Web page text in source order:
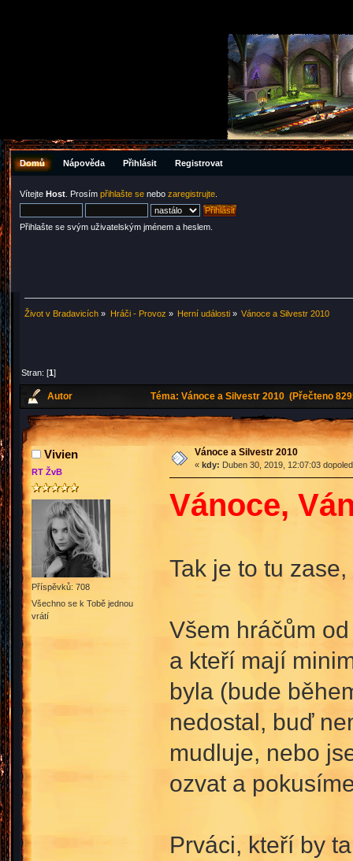
Domů Nápověda Přihlásit Registrovat
Vítejte Host . Prosím přihlašte se nebo zaregistrujte
Přihlašte se svým uživatelským jménem a heslem.
Život v Bradavicích » Hráči - Provoz » Herní události» Vánoce a Silvestr 2010
Stran: [1]
Autor Téma: Vánoce a Silvestr 2010 (Přečteno
Vivien
RT ŽvB
Příspěvků: 708
Všechno se k Tobě jednou
vrátí
Vánoce a Silvestr 2010
« kdy: Duben 30, 2019, 12:07:03
Vánoce,
Tak je to tu
Všem hráčům
a kteří mají
byla (bude
nedostal, buď
mudluje, nebo
ozvat a
Prváci, kteří by